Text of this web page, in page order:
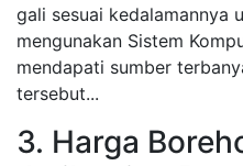
gali sesuai kedalamannya
mengunakan Sistem
mendapati sumber
tersebut...
3. Harga